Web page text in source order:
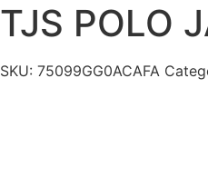
TJS POLO
SKU: 75099GG0ACAFA